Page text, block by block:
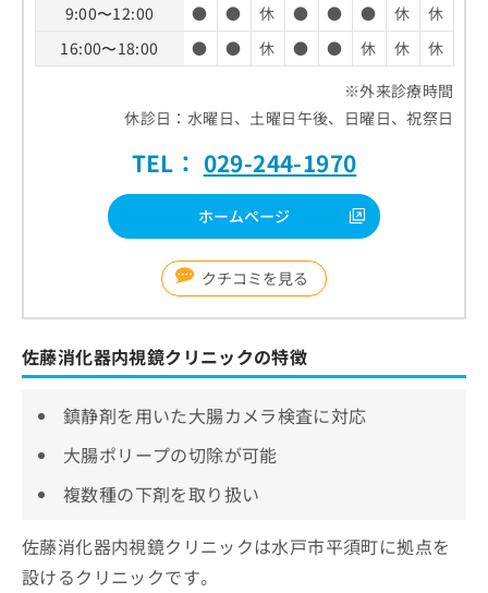
9:00〜12:00
● ● 休 ● ● ● 休
休
16:00〜18:00
● ● 休 ● ● 休 休
休
※外来診療時間
休診日：水曜日、土曜日午後、日曜日、祝祭日
TEL： 029-244-1970
ホームページ
クチコミを見る
佐藤消化器内視鏡クリニックの特徴
鎮静剤を用いた大腸カメラ検査に対応
大腸ポリープの切除が可能
複数種の下剤を取り扱い
佐藤消化器内視鏡クリニックは水戸市平須町に拠点を
設けるクリニックです。